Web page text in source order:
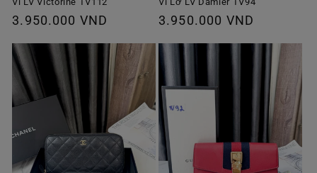
Giá
thường
3.950.000 VND
Giá
thường
3.950.000 VND